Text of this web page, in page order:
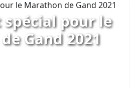
pour le
Gand 2021